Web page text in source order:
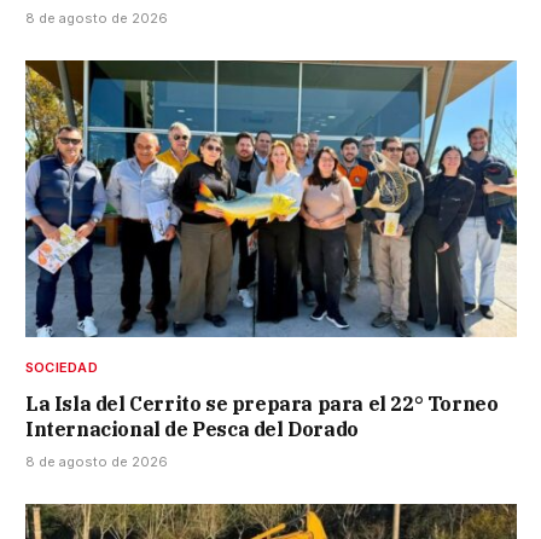
8 de agosto de 2026
SOCIEDAD
La Isla del Cerrito se prepara para el 22° Torneo
Internacional de Pesca del Dorado
8 de agosto de 2026